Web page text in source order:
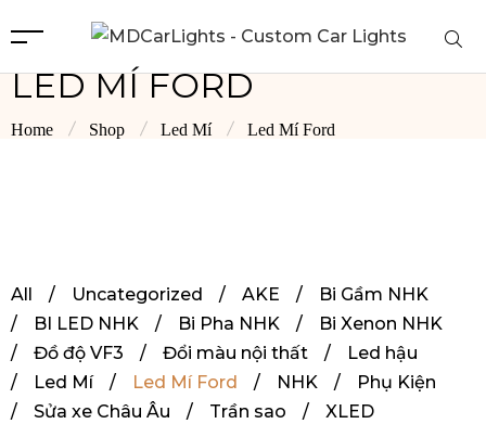
LED MÍ FORD
Home Shop Led Mí Led Mí Ford
All / Uncategorized / AKE /
Bi Gầm NHK
/
BI LED NHK / Bi Pha NHK /
Bi Xenon NHK
/
Đồ độ VF3 / Đổi màu nội thất /
Led hậu
/
Led Mí / Led Mí Ford / NHK /
Phụ Kiện
/
Sửa xe Châu Âu / Trần sao / XLED